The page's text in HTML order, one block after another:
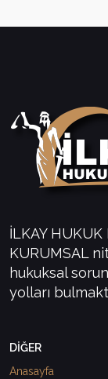
İLKAY HUKUK
KURUMSAL
hukuksal
yolları
DİĞER
Anasayfa